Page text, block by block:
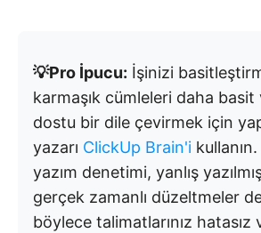
💡Pro İpucu: İşinizi
karmaşık cümleleri daha basit
dostu bir dile çevirmek için
yazarı ClickUp Brain'i
yazım denetimi, yanlış
gerçek zamanlı düzeltmeler
böylece talimatlarınız hatasız